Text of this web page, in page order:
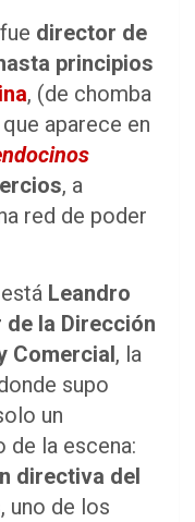
director de
principios
, (de chomba
aparece en
, a
red de poder
Leandro
la Dirección
Comercial, la
supo
un
de la escena:
directiva del
, uno de los